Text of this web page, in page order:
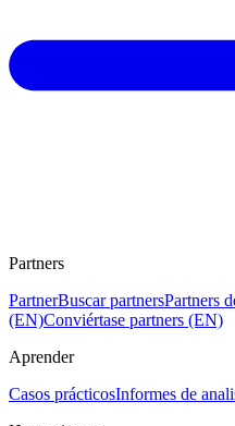
Partners
PartnerBuscar partnersPartners
(EN)Conviértase partners (EN)
Aprender
Casos prácticosInformes de